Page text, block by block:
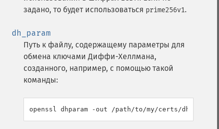
задано, то будет использоваться prime256v1.
dh_param
Путь к файлу, содержащему параметры для
обмена ключами Диффи-Хеллмана,
созданного, например, с помощью такой
команды:
openssl dhparam -out /path/to/my/certs/dh-